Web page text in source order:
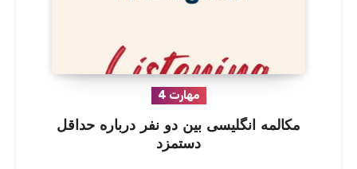
مهارت 4
مکالمه انگلیسی بین دو نفر درباره حداقل
دستمزد